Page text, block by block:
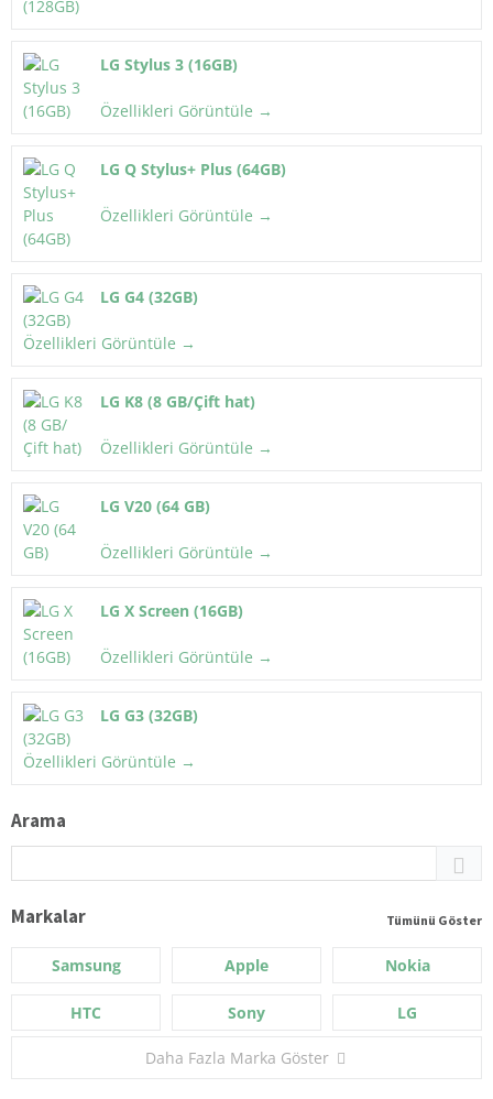
LG Stylus 3 (16GB)
Özellikleri Görüntüle →
LG Q Stylus+ Plus (64GB)
Özellikleri Görüntüle →
LG G4 (32GB)
Özellikleri Görüntüle →
LG K8 (8 GB/Çift hat)
Özellikleri Görüntüle →
LG V20 (64 GB)
Özellikleri Görüntüle →
LG X Screen (16GB)
Özellikleri Görüntüle →
LG G3 (32GB)
Özellikleri Görüntüle →
Arama
Markalar Tümünü Göster
Samsung Apple Nokia
HTC Sony LG
Daha Fazla Marka Göster